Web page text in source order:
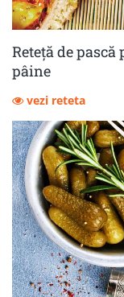
Reteță de
pâine
vezi reteta